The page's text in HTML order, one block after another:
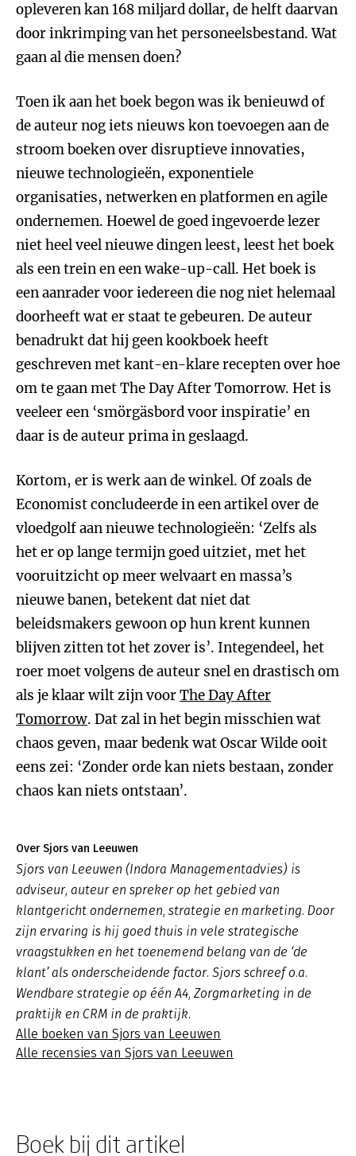
opleveren kan 168 miljard dollar, de helft daarvan
door inkrimping van het personeelsbestand. Wat
gaan al die mensen doen?
Toen ik aan het boek begon was ik benieuwd of
de auteur nog iets nieuws kon toevoegen aan de
stroom boeken over disruptieve innovaties,
nieuwe technologieën, exponentiele
organisaties, netwerken en platformen en agile
ondernemen. Hoewel de goed ingevoerde lezer
niet heel veel nieuwe dingen leest, leest het boek
als een trein en een wake-up-call. Het boek is
een aanrader voor iedereen die nog niet helemaal
doorheeft wat er staat te gebeuren. De auteur
benadrukt dat hij geen kookboek heeft
geschreven met kant-en-klare recepten over hoe
om te gaan met The Day After Tomorrow. Het is
veeleer een ‘smörgäsbord voor inspiratie’ en
daar is de auteur prima in geslaagd.
Kortom, er is werk aan de winkel. Of zoals de
Economist concludeerde in een artikel over de
vloedgolf aan nieuwe technologieën: ‘Zelfs als
het er op lange termijn goed uitziet, met het
vooruitzicht op meer welvaart en massa’s
nieuwe banen, betekent dat niet dat
beleidsmakers gewoon op hun krent kunnen
blijven zitten tot het zover is’. Integendeel, het
roer moet volgens de auteur snel en drastisch om
als je klaar wilt zijn voorThe Day After
Tomorrow. Dat zal in het begin misschien wat
chaos geven, maar bedenk wat Oscar Wilde ooit
eens zei: ‘Zonder orde kan niets bestaan, zonder
chaos kan niets ontstaan’.
Over Sjors van Leeuwen
Sjors van Leeuwen (Indora Managementadvies) is
adviseur, auteur en spreker op het gebied van
klantgericht ondernemen, strategie en marketing. Door
zijn ervaring is hij goed thuis in vele strategische
vraagstukken en het toenemend belang van de ‘de
klant’ als onderscheidende factor. Sjors schreef o.a.
Wendbare strategie op één A4, Zorgmarketing in de
praktijk en CRM in de praktijk.
Alle boeken van Sjors van Leeuwen
Alle recensies van Sjors van Leeuwen
Boek bij dit artikel